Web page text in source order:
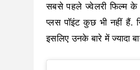
सबसे पहले ज्वेलरी फिल्म के
प्लस पॉइंट कुछ भी नहीं हैं.
इसलिए उनके बारे में ज्यादा